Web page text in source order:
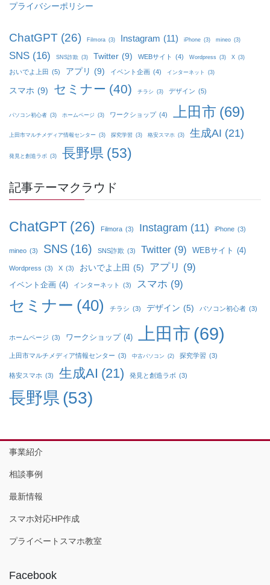
プライバシーポリシー
ChatGPT (26) Filmora (3) Instagram (11) iPhone (3) mineo (3)
SNS (16) SNS詐欺 (3) Twitter (9) WEBサイト (4) Wordpress (3) X (3)
おいでよ上田 (5) アプリ (9) イベント企画 (4) インターネット (3)
スマホ (9) セミナー (40) チラシ (3) デザイン (5)
パソコン初心者 (3) ホームページ (3) ワークショップ (4) 上田市 (69)
上田市マルチメディア情報センター (3) 探究学習 (3) 格安スマホ (3) 生成AI (21)
発見と創造ラボ (3) 長野県 (53)
記事テーマクラウド
ChatGPT (26) Filmora (3) Instagram (11) iPhone (3)
mineo (3) SNS (16) SNS詐欺 (3) Twitter (9) WEBサイト (4)
Wordpress (3) X (3) おいでよ上田 (5) アプリ (9)
イベント企画 (4) インターネット (3) スマホ (9)
セミナー (40) チラシ (3) デザイン (5) パソコン初心者 (3)
ホームページ (3) ワークショップ (4) 上田市 (69)
上田市マルチメディア情報センター (3) 中古パソコン (2) 探究学習 (3)
格安スマホ (3) 生成AI (21) 発見と創造ラボ (3)
長野県 (53)
事業紹介
相談事例
最新情報
スマホ対応HP作成
プライベートスマホ教室
Facebook